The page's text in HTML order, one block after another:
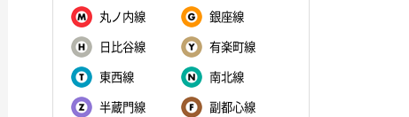
丸ノ内線
銀座線
日比谷線
有楽町線
東西線
南北線
半蔵門線
副都心線